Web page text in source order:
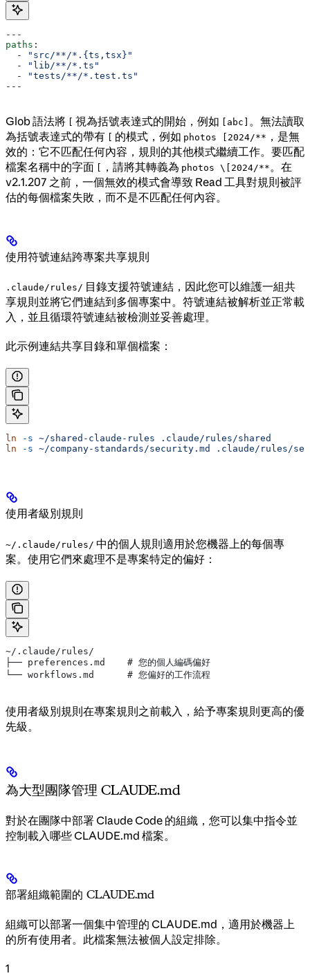
---
paths :
  -
"src/**/*.{ts,tsx}"
  -
"lib/**/*.ts"
  -
"tests/**/*.test.ts"
---
Glob 語法將 視為括號表達式的開始，例如 [abc] 。無法讀取
為括號表達式的帶有
的模式，例如 photos [2024/** ，是無
效的：它不匹配任何內容，規則的其他模式繼續工作。要匹配
檔案名稱中的字面
，請將其轉義為 photos \[2024/**。在
v2.1.207 之前，一個無效的模式會導致 Read 工具對規則被評
估的每個檔案失敗，而不是不匹配任何內容。
使用符號連結跨專案共享規則
.claude/rules/ 目錄支援符號連結，因此您可以維護一組共
享規則並將它們連結到多個專案中。符號連結被解析並正常載
入，並且循環符號連結被檢測並妥善處理。
此示例連結共享目錄和單個檔案：
ln -s ~/shared-claude-rules .claude/rules/shared
ln -s ~/company-standards/security.md .claude/rules/
使用者級別規則
~/.claude/rules/ 中的個人規則適用於您機器上的每個專
案。使用它們來處理不是專案特定的偏好：
~/.claude/rules/
├── preferences.md    # 您的個人編碼偏好
└── workflows.md      # 您偏好的工作流程
使用者級別規則在專案規則之前載入，給予專案規則更高的優
先級。
為大型團隊管理 CLAUDE.md
對於在團隊中部署 Claude Code 的組織，您可以集中指令並
控制載入哪些 CLAUDE.md 檔案。
部署組織範圍的 CLAUDE.md
組織可以部署一個集中管理的 CLAUDE.md，適用於機器上
的所有使用者。此檔案無法被個人設定排除。
1